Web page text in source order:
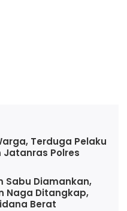
Terduga Pelaku
Jatanras Polres
Sabu Diamankan,
Naga Ditangkap,
Berat